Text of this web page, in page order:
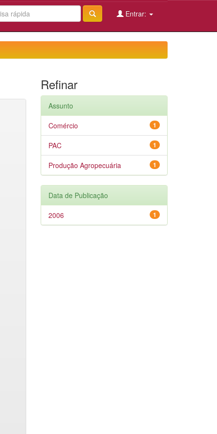
Entrar:
Refinar
Assunto
1
Comércio
1
PAC
1
Produção Agropecuária
Data de Publicação
1
2006